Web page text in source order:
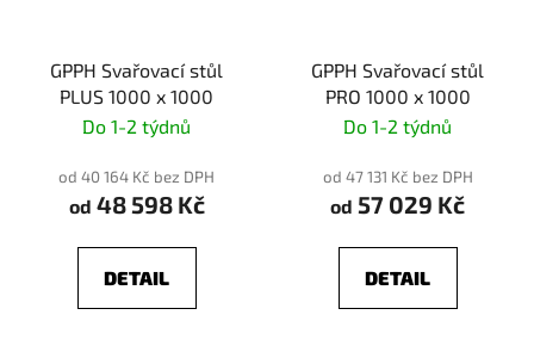
GPPH Svařovací stůl
PLUS 1000 x 1000
Do 1-2 týdnů
od 40 164 Kč bez DPH
od 48 598 Kč
DETAIL
GPPH Svařovací stůl
PRO 1000 x 1000
Do 1-2 týdnů
od 47 131 Kč bez DPH
od 57 029 Kč
DETAIL